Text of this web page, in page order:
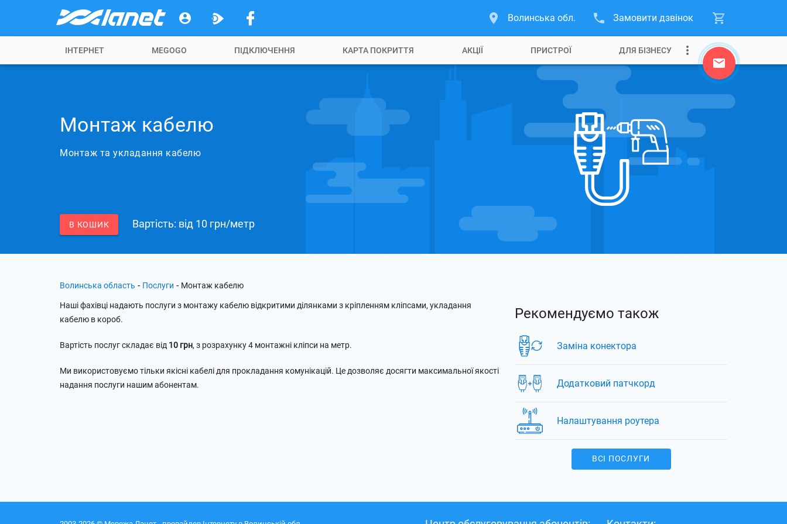
Волинська обл. Замовити дзвінок
ІНТЕРНЕТ MEGOGO ПІДКЛЮЧЕННЯ КАРТА ПОКРИТТЯ АКЦІЇ ПРИСТРОЇ ДЛЯ БІЗНЕСУ
Монтаж кабелю
Монтаж та укладання кабелю
В КОШИК Вартість: вiд 10 грн/метр
Волинська область - Послуги - Монтаж кабелю
Наші фахівці надають послуги з монтажу кабелю відкритими ділянками з кріпленням кліпсами, укладання
кабелю в короб.
Вартість послуг складає від 10 грн, з розрахунку 4 монтажні кліпси на метр.
Ми використовуємо тільки якісні кабелі для прокладання комунікацій. Це дозволяє досягти максимальної якості
надання послуги нашим абонентам.
Рекомендуємо також
Заміна конектора
Додатковий патчкорд
Налаштування роутера
ВСІ ПОСЛУГИ